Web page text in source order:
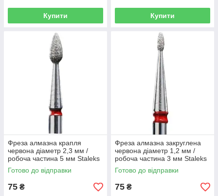
Купити Купити
Фреза алмазна крапля
червона діаметр 2,3 мм /
робоча частина 5 мм Staleks
Готово до відправки
75 ₴
Фреза алмазна закруглена
червона діаметр 1,2 мм /
робоча частина 3 мм Staleks
Готово до відправки
75 ₴